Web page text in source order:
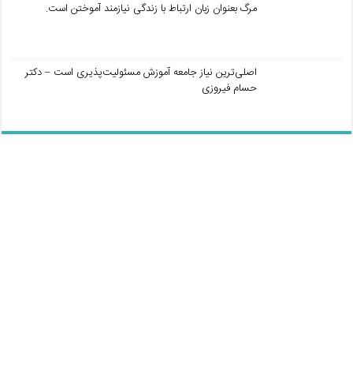
مرگ بعنوان زبان ارتباط با زندگی نیازمند آموختن است.
اصلی‌ترین نیاز جامعه آموزش مسئولیت‌پذیری است – دکتر
حسام فیروزی